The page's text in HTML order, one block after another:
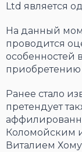
Ltd является
На данный
проводится
особенностей
Ранее стало
претендует
Коломойским
Виталием